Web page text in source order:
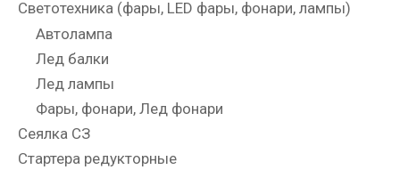
Светотехника (фары, LED фары, фонари, лампы)
Автолампа
Лед балки
Лед лампы
Фары, фонари, Лед фонари
Сеялка СЗ
Стартера редукторные